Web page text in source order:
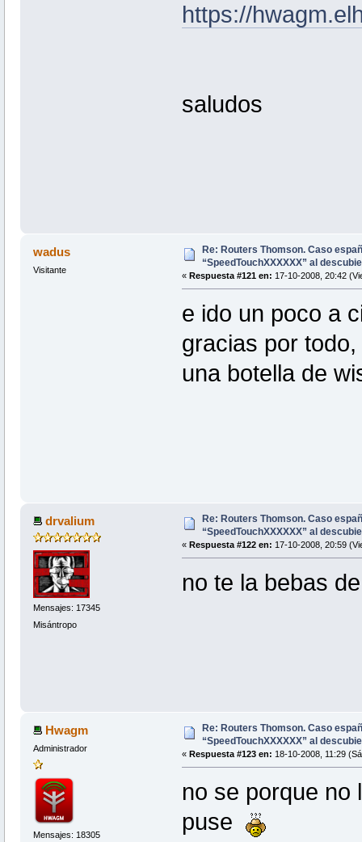
https://
saludos
wadus
Visitante
Re: Routers Thomson. Caso
“SpeedTouchXXXXXX” al
« Respuesta #121 en: 17-10-2008, 20:42
e ido un poco a
gracias por
una botella de
drvalium
Mensajes: 17345
Misántropo
Re: Routers Thomson. Caso
“SpeedTouchXXXXXX” al
« Respuesta #122 en: 17-10-2008, 20:59
no te la bebas
Hwagm
Administrador
Mensajes: 18305
Re: Routers Thomson. Caso
“SpeedTouchXXXXXX” al
« Respuesta #123 en: 18-10-2008, 11:29
no se porque no
puse